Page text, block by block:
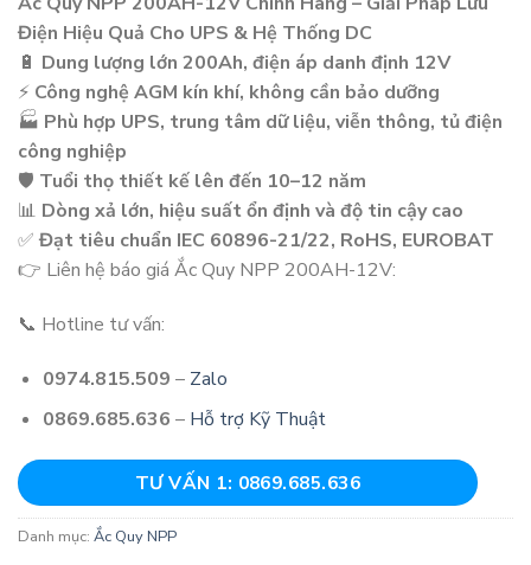
Điện Hiệu Quả Cho UPS & Hệ Thống DC
🔋 Dung lượng lớn 200Ah, điện áp danh định 12V
⚡ Công nghệ AGM kín khí, không cần bảo dưỡng
🏭 Phù hợp UPS, trung tâm dữ liệu, viễn thông, tủ điện
công nghiệp
🛡️ Tuổi thọ thiết kế lên đến 10–12 năm
📊 Dòng xả lớn, hiệu suất ổn định và độ tin cậy cao
✅ Đạt tiêu chuẩn IEC 60896-21/22, RoHS, EUROBAT
👉 Liên hệ báo giá Ắc Quy NPP 200AH-12V:
📞 Hotline tư vấn:
0974.815.509 – Zalo
0869.685.636 – Hỗ trợ Kỹ Thuật
TƯ VẤN 1: 0869.685.636
Danh mục: Ắc Quy NPP